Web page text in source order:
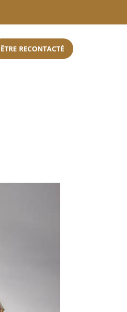
ÊTRE RECONTACTÉ